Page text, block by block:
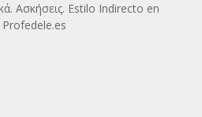
Ασκήσεις. Estilo Indirecto en